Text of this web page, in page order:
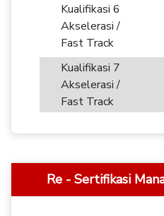
Kualifikasi 6
Akselerasi /
Fast Track
Kualifikasi 7
Akselerasi /
Fast Track
Re - Sertifikasi